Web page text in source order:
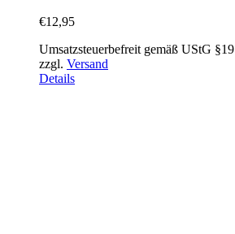
€12,95
Umsatzsteuerbefreit gemäß UStG §19
zzgl. Versand
Details